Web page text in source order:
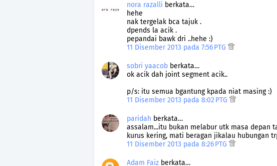
nora razalli berkata…
hehe
nak tergelak bca tajuk .
dpends la acik .
pepandai bawk dri ..hehe :)
11 Disember 2013 pada 7:56 PTG
sobri yaacob berkata…
ok acik dah joint segment acik..
p/s: itu semua bgantung kpada niat masing :)
11 Disember 2013 pada 8:02 PTG
paridah berkata…
assalam...itu bukan melabur utk masa depan
kurus kering, mati beragan jikalau hubungan
11 Disember 2013 pada 8:26 PTG
Adam Faiz berkata…